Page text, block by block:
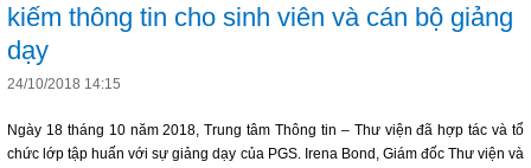
kiếm thông tin cho sinh viên và cán bộ giảng
dạy
24/10/2018 14:15
Ngày 18 tháng 10 năm 2018, Trung tâm Thông tin – Thư viện đã hợp tác và tổ
chức lớp tập huấn với sự giảng dạy của PGS. Irena Bond, Giám đốc Thư viện và